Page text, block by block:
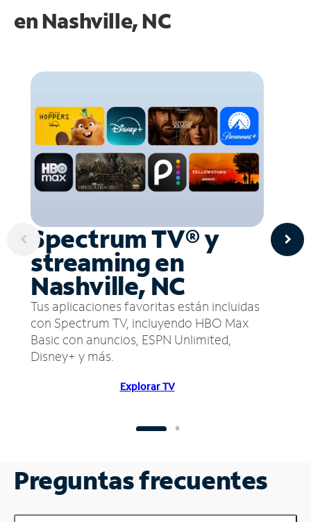
en Nashville, NC
Spectrum TV® y
streaming en
Nashville, NC
Tus aplicaciones favoritas están incluidas
con Spectrum TV, incluyendo HBO Max
Basic con anuncios, ESPN Unlimited,
Disney+ y más.
Explorar TV
Preguntas frecuentes